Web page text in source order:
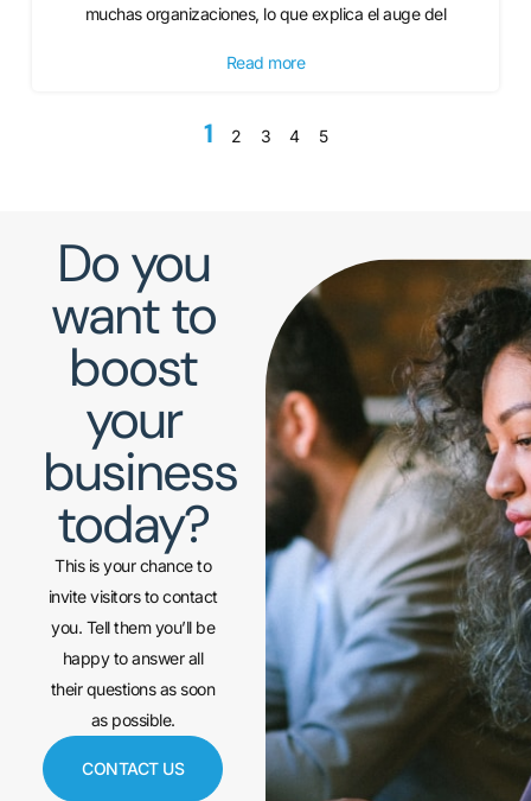
muchas organizaciones, lo que explica el auge del
Read more
1 2 3 4 5
Do you
want to
boost
your
business
today?
This is your chance to
invite visitors to contact
you. Tell them you’ll be
happy to answer all
their questions as soon
as possible.
CONTACT US